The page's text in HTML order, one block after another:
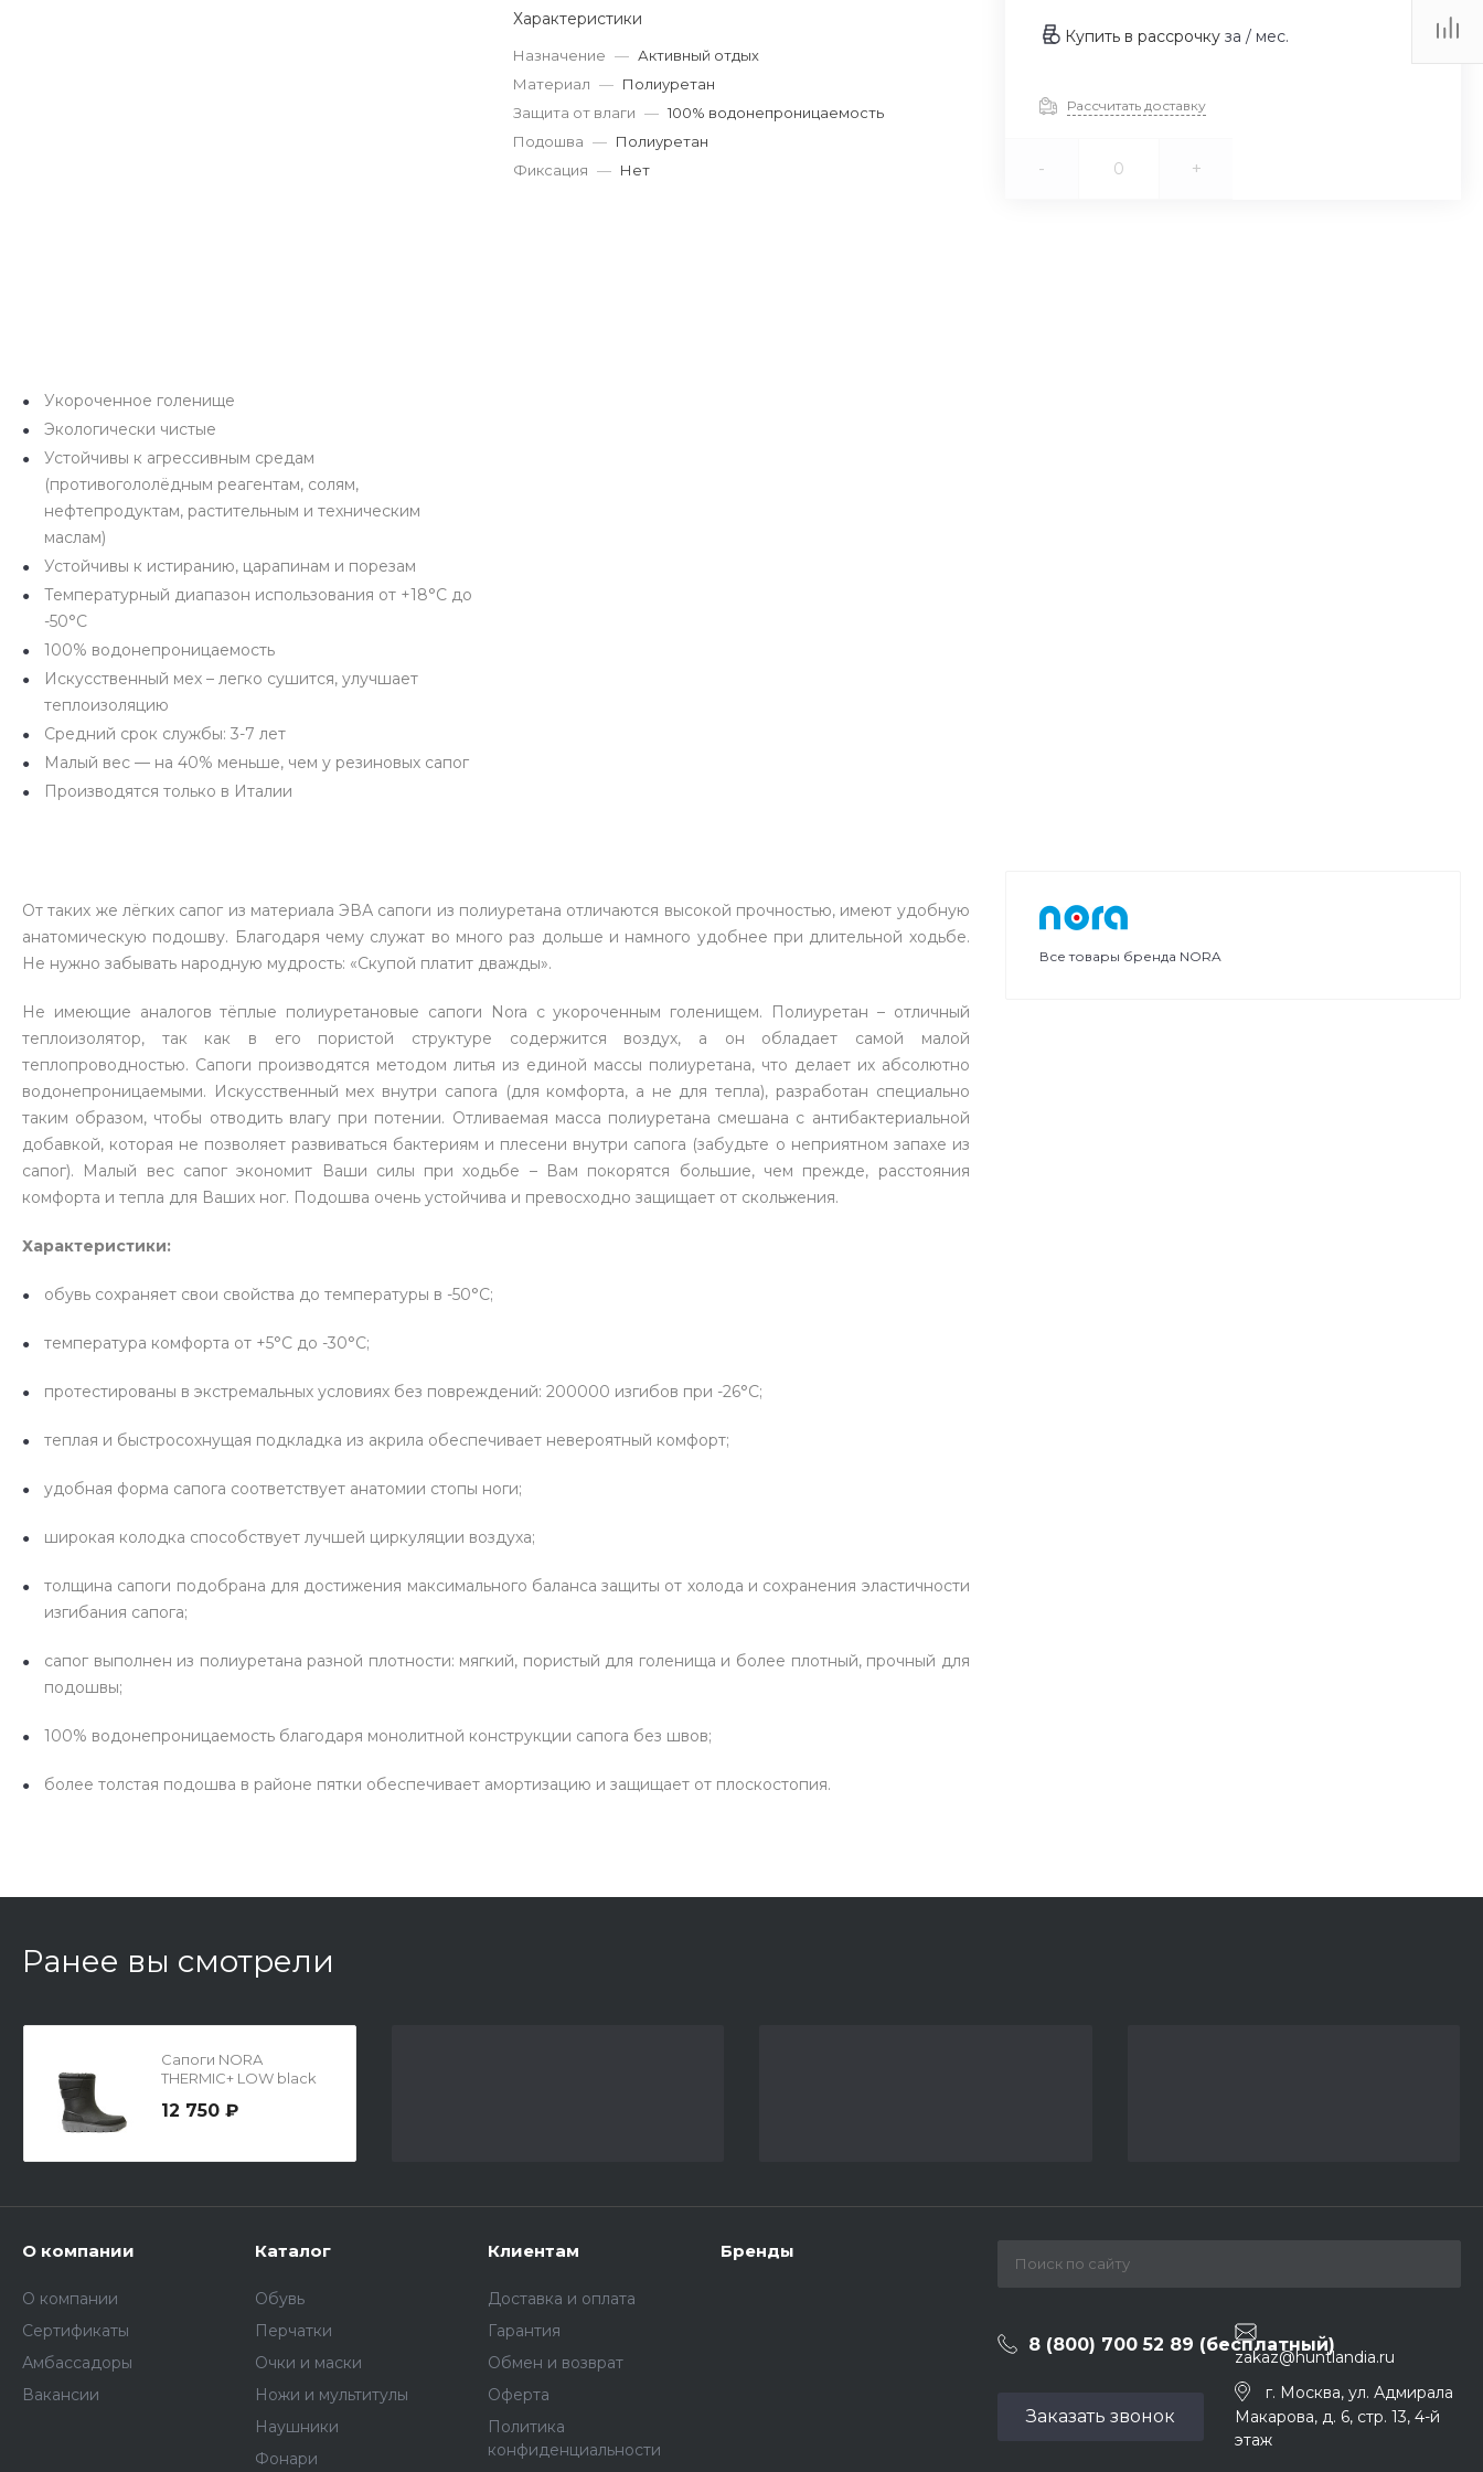
Укороченное голенище
Экологически чистые
Устойчивы к агрессивным средам
(противогололёдным реагентам, солям,
нефтепродуктам, растительным и техническим
маслам)
Устойчивы к истиранию, царапинам и порезам
Температурный диапазон использования от +18°С до
-50°С
100% водонепроницаемость
Искусственный мех – легко сушится, улучшает
теплоизоляцию
Средний срок службы: 3-7 лет
Малый вес — на 40% меньше, чем у резиновых сапог
Производятся только в Италии
Характеристики
Назначение — Активный отдых
Материал — Полиуретан
Защита от влаги — 100% водонепроницаемость
Подошва — Полиуретан
Фиксация — Нет
Купить в рассрочку за / мес.
Рассчитать доставку
- +
От таких же лёгких сапог из материала ЭВА сапоги из полиуретана отличаются высокой прочностью, имеют удобную
анатомическую подошву. Благодаря чему служат во много раз дольше и намного удобнее при длительной ходьбе.
Не нужно забывать народную мудрость: «Скупой платит дважды».
Не имеющие аналогов тёплые полиуретановые сапоги Nora с укороченным голенищем. Полиуретан – отличный
теплоизолятор, так как в его пористой структуре содержится воздух, а он обладает самой малой
теплопроводностью. Сапоги производятся методом литья из единой массы полиуретана, что делает их абсолютно
водонепроницаемыми. Искусственный мех внутри сапога (для комфорта, а не для тепла), разработан специально
таким образом, чтобы отводить влагу при потении. Отливаемая масса полиуретана смешана с антибактериальной
добавкой, которая не позволяет развиваться бактериям и плесени внутри сапога (забудьте о неприятном запахе из
сапог). Малый вес сапог экономит Ваши силы при ходьбе – Вам покорятся большие, чем прежде, расстояния
комфорта и тепла для Ваших ног. Подошва очень устойчива и превосходно защищает от скольжения.
Характеристики:
обувь сохраняет свои свойства до температуры в -50°C;
температура комфорта от +5°C до -30°C;
протестированы в экстремальных условиях без повреждений: 200000 изгибов при -26°C;
теплая и быстросохнущая подкладка из акрила обеспечивает невероятный комфорт;
удобная форма сапога соответствует анатомии стопы ноги;
широкая колодка способствует лучшей циркуляции воздуха;
толщина сапоги подобрана для достижения максимального баланса защиты от холода и сохранения эластичности
изгибания сапога;
сапог выполнен из полиуретана разной плотности: мягкий, пористый для голенища и более плотный, прочный для
подошвы;
100% водонепроницаемость благодаря монолитной конструкции сапога без швов;
более толстая подошва в районе пятки обеспечивает амортизацию и защищает от плоскостопия.
Все товары бренда NORA
Ранее вы смотрели
Сапоги NORA
THERMIC+ LOW black
12 750 ₽
О компании
О компании
Сертификаты
Амбассадоры
Вакансии
Каталог
Обувь
Перчатки
Очки и маски
Ножи и мультитулы
Наушники
Фонари
Клиентам
Доставка и оплата
Гарантия
Обмен и возврат
Оферта
Политика
конфиденциальности
Бренды
8 (800) 700 52 89 (бесплатный)
zakaz@huntlandia.ru
Заказать звонок
г. Москва, ул. Адмирала
Макарова, д. 6, стр. 13, 4-й
этаж